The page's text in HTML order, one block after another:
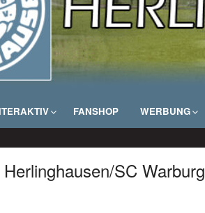
FANSHOP WERBUNG
SC Warburg